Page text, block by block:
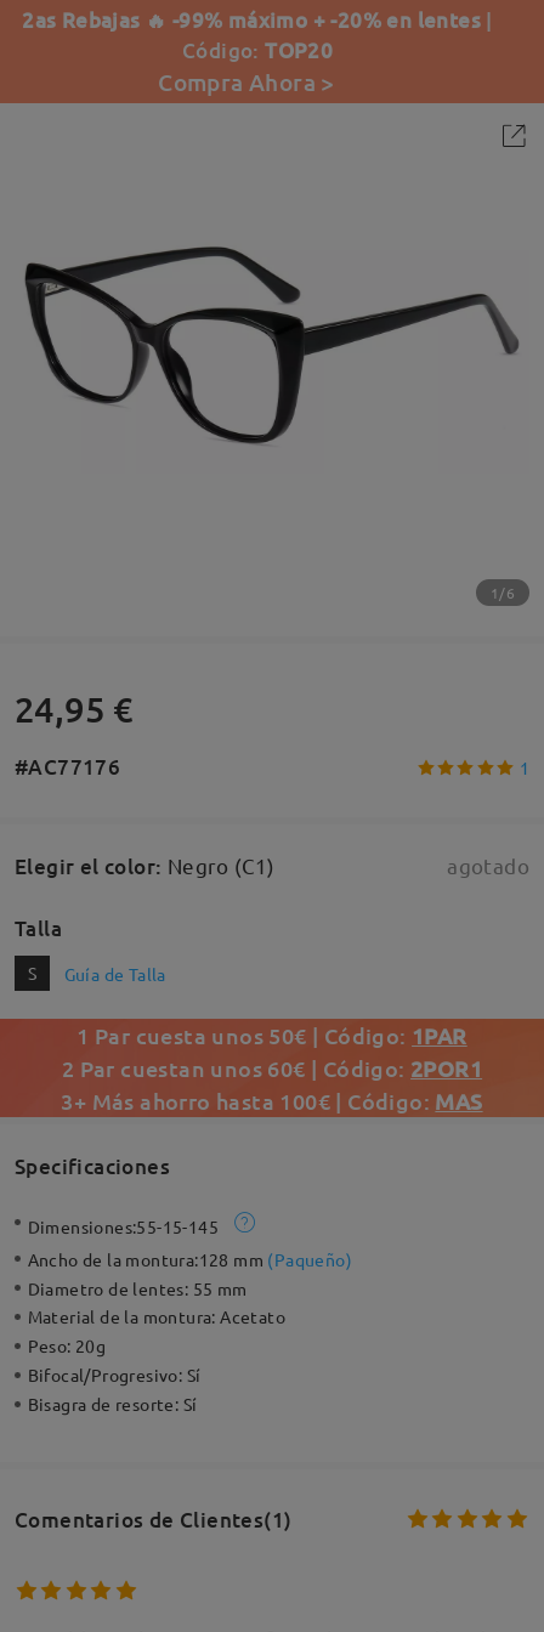
2as Rebajas 🔥 -99% máximo + -20% en lentes |
Código:TOP20
Compra Ahora >
1/6
24,95 €
#AC77176 1
Elegir el color: Negro (C1) agotado
Talla
S Guía de Talla
1 Par cuesta unos 50€ | Código: 1PAR
2 Par cuestan unos 60€ | Código: 2POR1
3+ Más ahorro hasta 100€ | Código: MAS
Specificaciones
Dimensiones:55-15-145
Ancho de la montura:128 mm (Paqueño)
Diametro de lentes: 55 mm
Material de la montura:Acetato
Peso: 20g
Bifocal/Progresivo: Sí
Bisagra de resorte: Sí
Comentarios de Clientes(1)